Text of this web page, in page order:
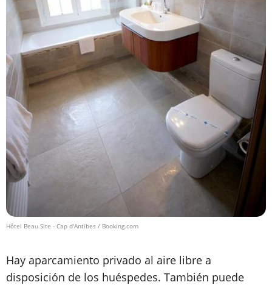
Hôtel Beau Site - Cap d'Antibes / Booking.com
Hay aparcamiento privado al aire libre a
disposición de los huéspedes. También puede